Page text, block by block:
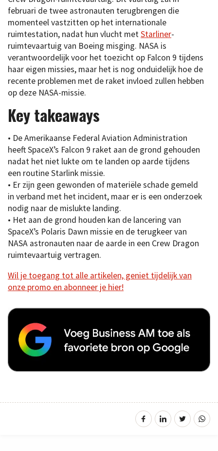
februari de twee astronauten terugbrengen die
momenteel vastzitten op het internationale
ruimtestation, nadat hun vlucht metStarliner-
ruimtevaartuig van Boeing misging. NASA is
verantwoordelijk voor het toezicht op Falcon 9 tijdens
haar eigen missies, maar het is nog onduidelijk hoe de
recente problemen met de raket invloed zullen hebben
op deze NASA-missie.
Key takeaways
• De Amerikaanse Federal Aviation Administration
heeft SpaceX’s Falcon 9 raket aan de grond gehouden
nadat het niet lukte om te landen op aarde tijdens
een routine Starlink missie.
• Er zijn geen gewonden of materiële schade gemeld
in verband met het incident, maar er is een onderzoek
nodig naar de mislukte landing.
• Het aan de grond houden kan de lancering van
SpaceX’s Polaris Dawn missie en de terugkeer van
NASA astronauten naar de aarde in een Crew Dragon
ruimtevaartuig vertragen.
Wil je toegang tot alle artikelen, geniet tijdelijk van
onze promo en abonneer je hier!